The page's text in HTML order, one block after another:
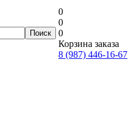
0
0
0
Корзина заказа
8 (987) 446-16-67